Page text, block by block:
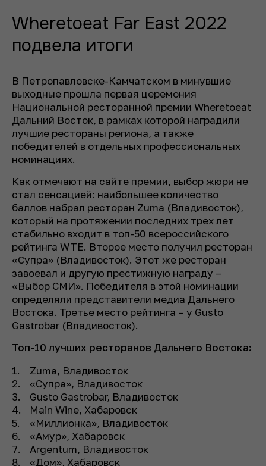
Wheretoeat Far East 2022
подвела итоги
В Петропавловске-Камчатском в минувшие
выходные прошла первая церемония
Национальной ресторанной премии Wheretoeat
Дальний Восток, в рамках которой наградили
лучшие рестораны региона, а также
победителей в отдельных профессиональных
номинациях.
Как отмечают на сайте премии, выбор жюри не
стал сенсацией: наибольшее количество
баллов набрал ресторан Zuma (Владивосток),
который на протяжении последних трех лет
стабильно входит в топ-50 всероссийского
рейтинга WTE. Второе место получил ресторан
«Супра» (Владивосток). Этот же ресторан
завоевал и другую престижную награду –
«Выбор СМИ». Победителя в этой номинации
определяли представители медиа Дальнего
Востока. Третье место рейтинга – у Gusto
Gastrobar (Владивосток).
Топ-10 лучших ресторанов Дальнего Востока:
Zuma, Владивосток
«Супра», Владивосток
Gusto Gastrobar, Владивосток
Main Wine, Хабаровск
«Миллионка», Владивосток
«Амур», Хабаровск
Argentum, Владивосток
«Дом», Хабаровск